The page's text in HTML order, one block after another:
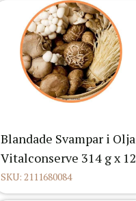
Blandade Svampar i Olja
Vitalconserve 314 g x 12
SKU: 2111680084